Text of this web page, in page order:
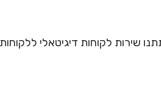
נציגי.ות שירות לקוחות בווטסאפ 24/7 תחילת קורס